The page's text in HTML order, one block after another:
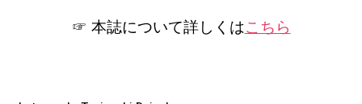
☞ 本誌について詳しくはこちら